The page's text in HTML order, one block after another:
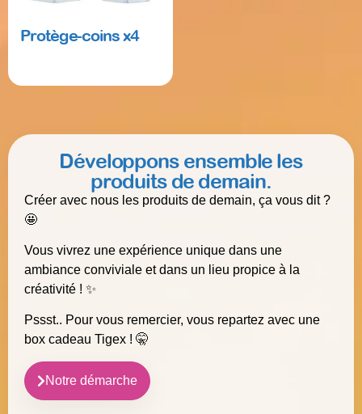
Protège-coins x4
Développons ensemble les
produits de demain.
Créer avec nous les produits de demain, ça vous dit ?
🤩
Vous vivrez une expérience unique dans une
ambiance conviviale et dans un lieu propice à la
créativité ! ✨
Pssst.. Pour vous remercier, vous repartez avec une
box cadeau Tigex ! 🤫
Notre démarche